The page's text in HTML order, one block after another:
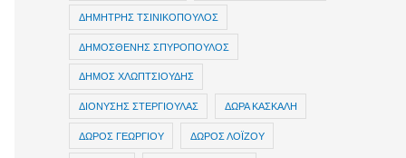
ΔΗΜΗΤΡΗΣ ΤΣΙΝΙΚΟΠΟΥΛΟΣ
ΔΗΜΟΣΘΕΝΗΣ ΣΠΥΡΟΠΟΥΛΟΣ
ΔΗΜΟΣ ΧΛΩΠΤΣΙΟΥΔΗΣ
ΔΙΟΝΥΣΗΣ ΣΤΕΡΓΙΟΥΛΑΣ ΔΩΡΑ ΚΑΣΚΑΛΗ
ΔΩΡΟΣ ΓΕΩΡΓΙΟΥ ΔΩΡΟΣ ΛΟΪΖΟΥ